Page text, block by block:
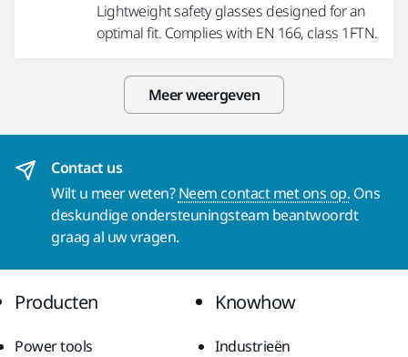
Lightweight safety glasses designed for an
optimal fit. Complies with EN 166, class 1FTN.
Meer weergeven
Contact us
Wilt u meer weten?Neem contact met ons op. Ons
deskundige ondersteuningsteam beantwoordt
graag al uw vragen.
Producten
Power tools
Knowhow
Industrieën